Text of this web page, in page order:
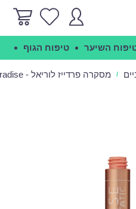
השיער טיפוח הגוף
/ מסקרה פרדייז לוריאל - Loreal Paradise